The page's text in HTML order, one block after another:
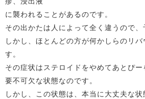
に襲われることがあるのです。
その出かたは人によって全く違うので、
しかし、ほとんどの方が何かしらのリ
す。
その症状はステロイドをやめてあとぴ
要不可欠な状態なのです。
しかし、この状態は、本当に大丈夫な状